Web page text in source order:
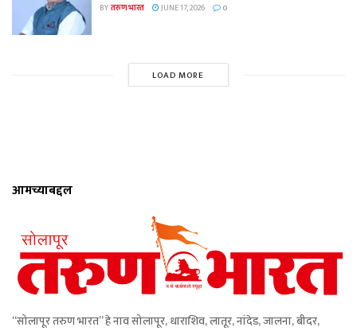
BYतरुण भारत JUNE 17, 2026 0
LOAD MORE
आमच्याबद्दल
“सोलापूर तरुण भारत” हे नाव सोलापूर, धाराशिव, लातूर, नांदेड, जालना, बीदर,